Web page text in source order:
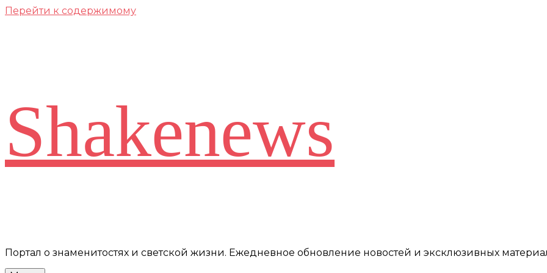
Перейти к содержимому
Shakenews
Портал о знаменитостях и светской жизни. Ежедневное обновление новостей и эксклюзивных